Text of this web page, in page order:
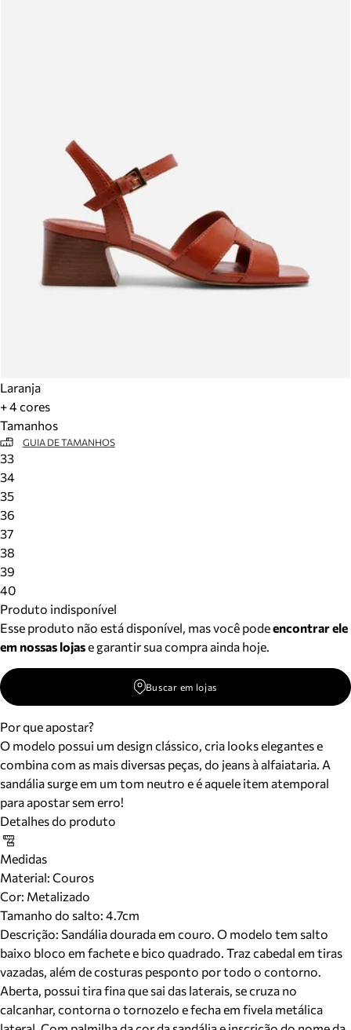
Laranja
+ 4 cores
Tamanhos
GUIA DE TAMANHOS
33
34
35
36
37
38
39
40
Produto indisponível
Esse produto não está disponível, mas você podeencontrar ele
em nossas lojase garantir sua compra ainda hoje.
Buscar em lojas
Por que apostar?
O modelo possui um design clássico, cria looks elegantes e
combina com as mais diversas peças, do jeans à alfaiataria. A
sandália surge em um tom neutro e é aquele item atemporal
para apostar sem erro!
Detalhes do produto
Medidas
Material: Couros
Cor: Metalizado
Tamanho do salto: 4.7cm
Descrição: Sandália dourada em couro. O modelo tem salto
baixo bloco em fachete e bico quadrado. Traz cabedal em tiras
vazadas, além de costuras pesponto por todo o contorno.
Aberta, possui tira fina que sai das laterais, se cruza no
calcanhar, contorna o tornozelo e fecha em fivela metálica